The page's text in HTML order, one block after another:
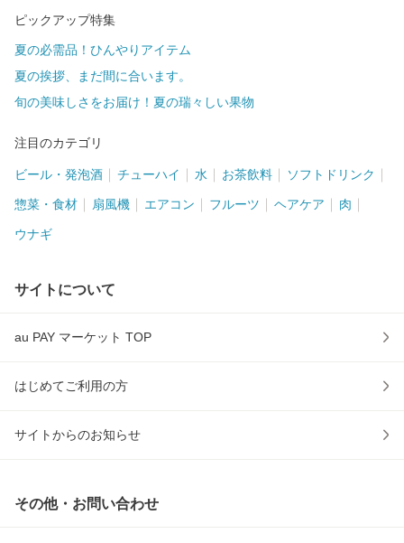
ピックアップ特集
夏の必需品！ひんやりアイテム
夏の挨拶、まだ間に合います。
旬の美味しさをお届け！夏の瑞々しい果物
注目のカテゴリ
ビール・発泡酒 チューハイ 水 お茶飲料 ソフトドリンク
惣菜・食材 扇風機 エアコン フルーツ ヘアケア 肉
ウナギ
サイトについて
au PAY マーケット TOP
はじめてご利用の方
サイトからのお知らせ
その他・お問い合わせ